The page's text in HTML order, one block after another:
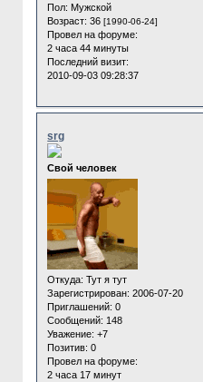
Пол: Мужской
Возраст: 36[1990-06-24]
Провел на форуме:
2 часа 44 минуты
Последний визит:
2010-09-03 09:28:37
srg
Cвой человек
Откуда: Тут я тут
Зарегистрирован: 2006-07-20
Приглашений: 0
Сообщений: 148
Уважение: +7
Позитив: 0
Провел на форуме:
2 часа 17 минут